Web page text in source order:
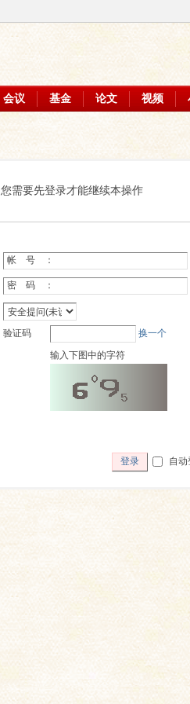
会议 基金 论文 视频
您需要先登录才能继续本操作
帐 号 ：
密 码 ：
验证码
换一个
输入下图中的字符
登录 自动